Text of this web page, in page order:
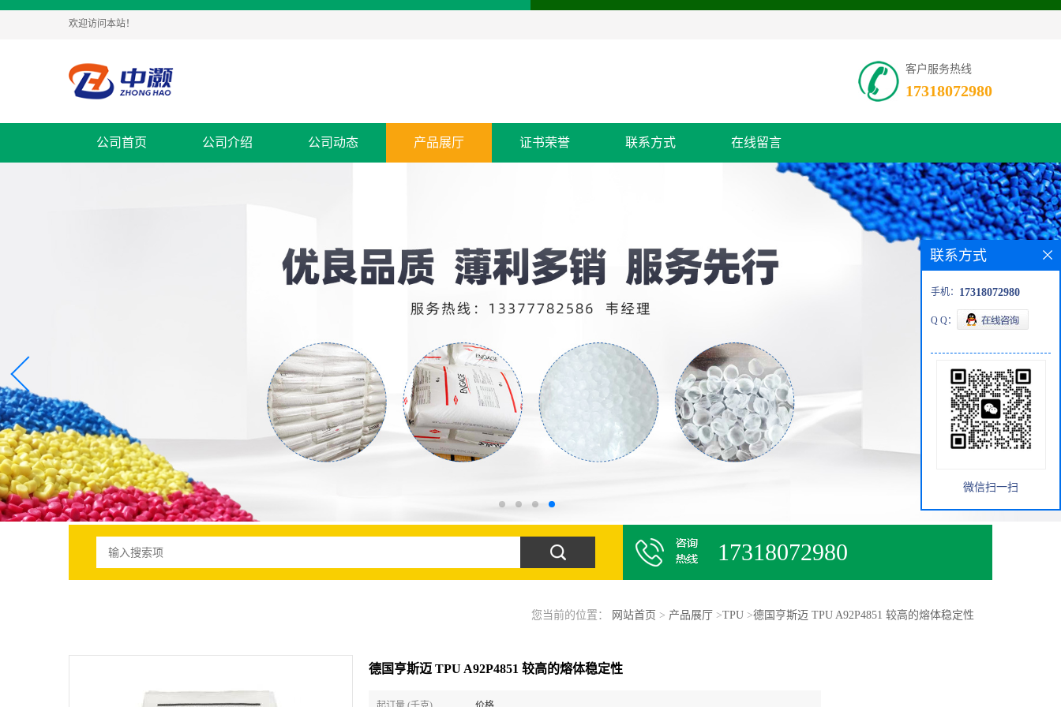
欢迎访问本站！
客户服务热线
17318072980
公司首页 公司介绍 公司动态 产品展厅 证书荣誉 联系方式 在线留言
17318072980
您当前的位置： 网站首页 > 产品展厅 >TPU>德国亨斯迈 TPU A92P4851 较高的熔体稳定性
德国亨斯迈 TPU A92P4851 较高的熔体稳定性
联系方式
手机： 17318072980
Q Q：
微信扫一扫